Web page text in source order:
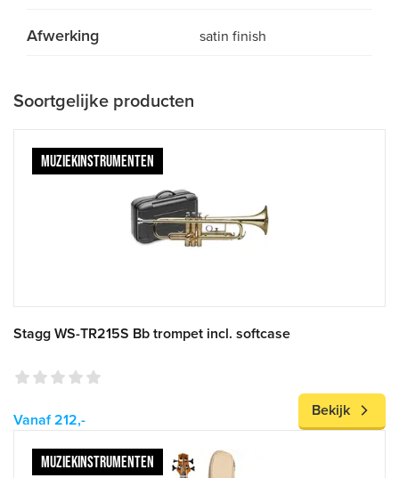
Afwerking satin finish
Soortgelijke producten
MUZIEKINSTRUMENTEN
Stagg WS-TR215S Bb trompet incl. softcase
Vanaf 212,-
Bekijk
MUZIEKINSTRUMENTEN